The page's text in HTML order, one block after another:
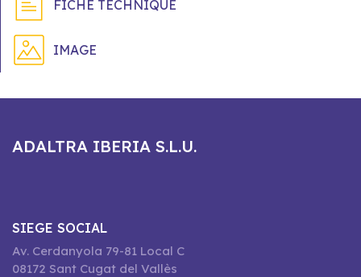
FICHE TECHNIQUE
IMAGE
ADALTRA IBERIA S.L.U.
SIEGE SOCIAL
Av. Cerdanyola 79-81 Local C
08172 Sant Cugat del Vallès